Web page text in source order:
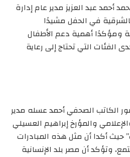
أحمد عبد العزيز مدير عام إدارة
في الحفل مشيدًا
ومؤكدًا أهمية دعم الأطفال
الفئات التي تحتاج إلى رعاية
الكاتب الصحفي أحمد عسله مدير
والمؤرخ إبراهيم العسيلي
حيث أكدا أن مثل هذه المبادرات
وتؤكد أن مصر بلد الإنسانية